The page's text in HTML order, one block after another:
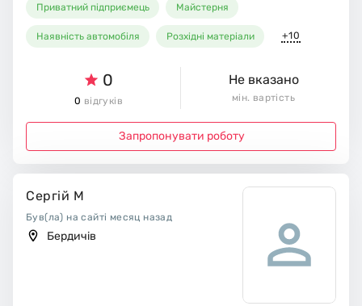
Приватний підприємець Майстерня
Наявність автомобіля Розхідні матеріали +10
0
0 відгуків
Не вказано
мін. вартість
Запропонувати роботу
Сергій М
Був(ла) на сайті месяц назад
Бердичів